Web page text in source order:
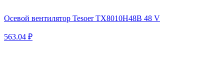
Осевой вентилятор Tesoer TX8010H48B 48 V
563.04 ₽